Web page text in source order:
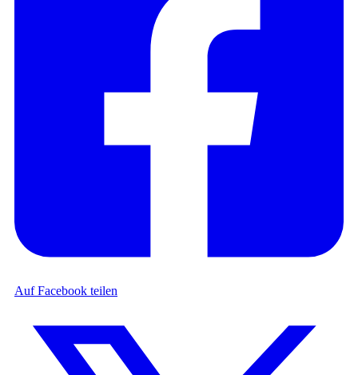
Auf Facebook teilen